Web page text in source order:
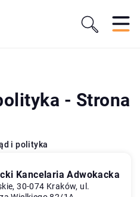
- Strona
i polityka
Kancelaria Adwokacka
30-074 Kraków, ul.